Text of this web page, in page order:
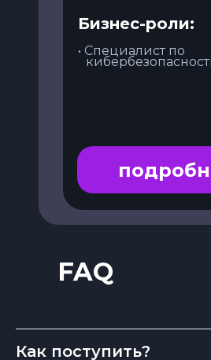
• Специалист по
Бизнес-роли:
FAQ
Как поступить?